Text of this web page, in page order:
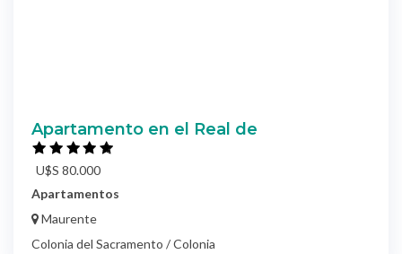
Apartamento en el Real de
U$S 80.000
Apartamentos
Maurente
Colonia del Sacramento / Colonia